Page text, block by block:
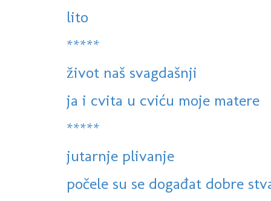
lito
*****
život naš svagdašnji
ja i cvita u cviću moje matere
*****
jutarnje plivanje
počele su se događat dobre